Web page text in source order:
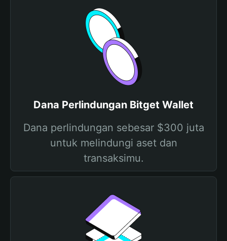
Dana Perlindungan Bitget Wallet
Dana perlindungan sebesar $300 juta
untuk melindungi aset dan
transaksimu.